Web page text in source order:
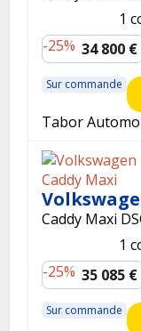
1
-25% 34 800 €
Sur commande
Tabor
Caddy Maxi
1
-25% 35 085 €
Sur commande